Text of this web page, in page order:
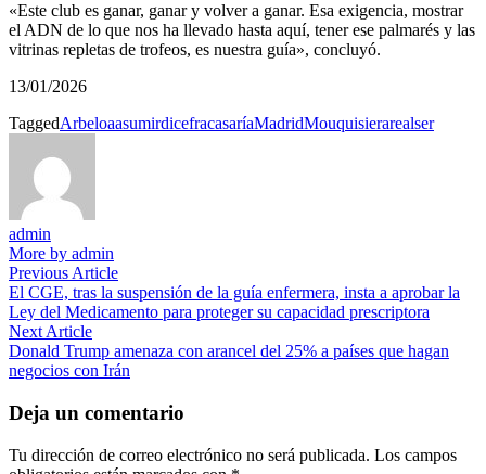
«Este club es ganar, ganar y volver a ganar. Esa exigencia, mostrar
el ADN de lo que nos ha llevado hasta aquí, tener ese palmarés y las
vitrinas repletas de trofeos, es nuestra guía», concluyó.
13/01/2026
TaggedArbeloaasumirdicefracasaríaMadridMouquisierarealser
admin
More by admin
Navegación
de
entradas
Previous ArticlePrevious
article:
El CGE, tras la suspensión de la guía enfermera, insta a aprobar la
Ley del Medicamento para proteger su capacidad prescriptora
Next ArticleNext
article:
Donald Trump amenaza con arancel del 25% a países que hagan
negocios con Irán
Deja un comentario
Tu dirección de correo electrónico no será publicada. Los campos